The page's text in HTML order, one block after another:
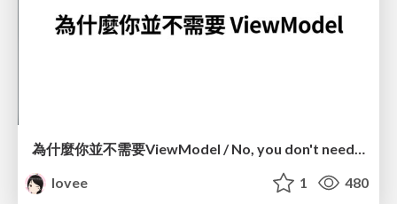
為什麼你並不需要ViewModel / No, you don't need a ViewModel
lovee
1 480